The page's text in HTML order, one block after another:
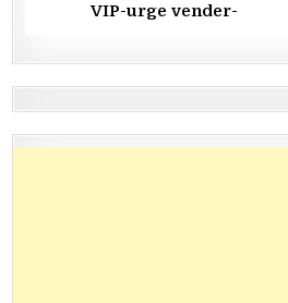
VIP-urge vender-